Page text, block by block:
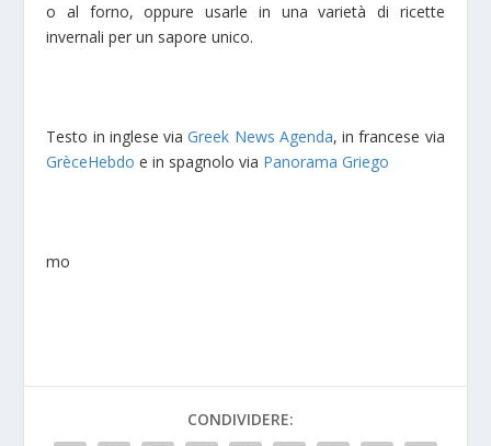
o al forno, oppure usarle in una varietà di ricette
invernali per un sapore unico.
Testo in inglese viaGreek News Agenda, in francese via
GrèceHebdo e in spagnolo via Panorama Griego
mo
CONDIVIDERE: